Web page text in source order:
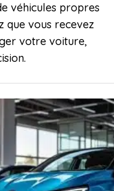
véhicules propres
que vous recevez
votre voiture,